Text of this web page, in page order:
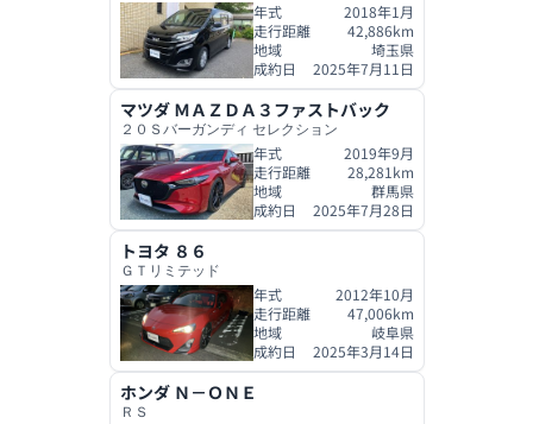
年式
2018年1月
走行距離
42,886km
地域
埼玉県
成約日
2025年7月11日
マツダ ＭＡＺＤＡ３ファストバック
２０Ｓバーガンディ セレクション
年式
2019年9月
走行距離
28,281 km
地域
群馬県
成約日
2025年7月28日
トヨタ ８６
ＧＴリミテッド
年式
2012年10月
走行距離
47,006km
地域
岐阜県
成約日
2025年3月14日
ホンダ Ｎ－ＯＮＥ
ＲＳ